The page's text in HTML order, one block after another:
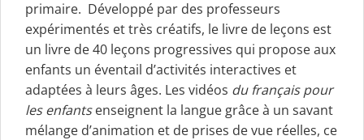
primaire. Développé par des professeurs
expérimentés et très créatifs, le livre de leçons est
un livre de 40 leçons progressives qui propose aux
enfants un éventail d’activités interactives et
adaptées à leurs âges. Les vidéos du français pour
les enfantsenseignent la langue grâce à un savant
mélange d’animation et de prises de vue réelles, ce